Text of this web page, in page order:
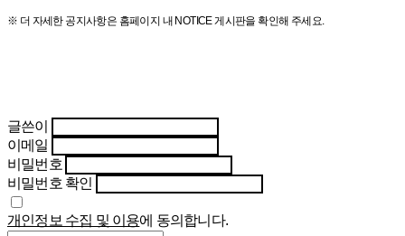
※ 더 자세한 공지사항은 홈페이지 내 NOTICE 게시판을 확인해 주세요.
글쓴이
이메일
비밀번호
비밀번호 확인
개인정보 수집 및 이용에 동의합니다.